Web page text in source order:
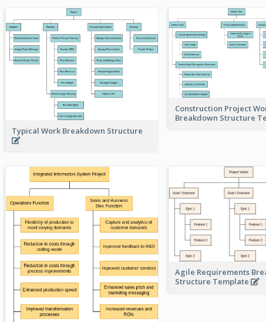
Typical Work Breakdown Structure
Construction Project
Breakdown Structure
Agile Requirements
Structure Template